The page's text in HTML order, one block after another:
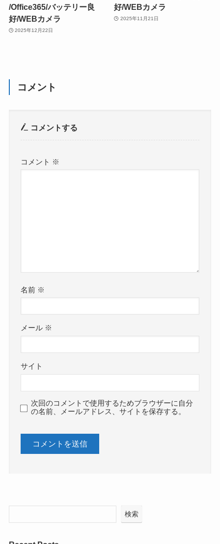
/Office365/バッテリー良
好/WEBカメラ
2025年12月22日
好/WEBカメラ
2025年11月21日
コメント
コメントする
コメント ※
名前 ※
メール ※
サイト
次回のコメントで使用するためブラウザーに自分
の名前、メールアドレス、サイトを保存する。
検索